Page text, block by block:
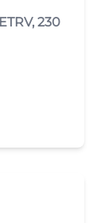
230